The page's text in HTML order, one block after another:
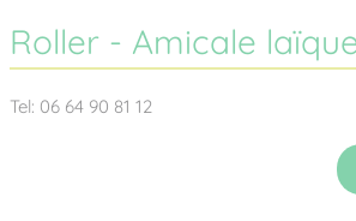
Roller - Amicale
Tel: 06 64 90 81 12